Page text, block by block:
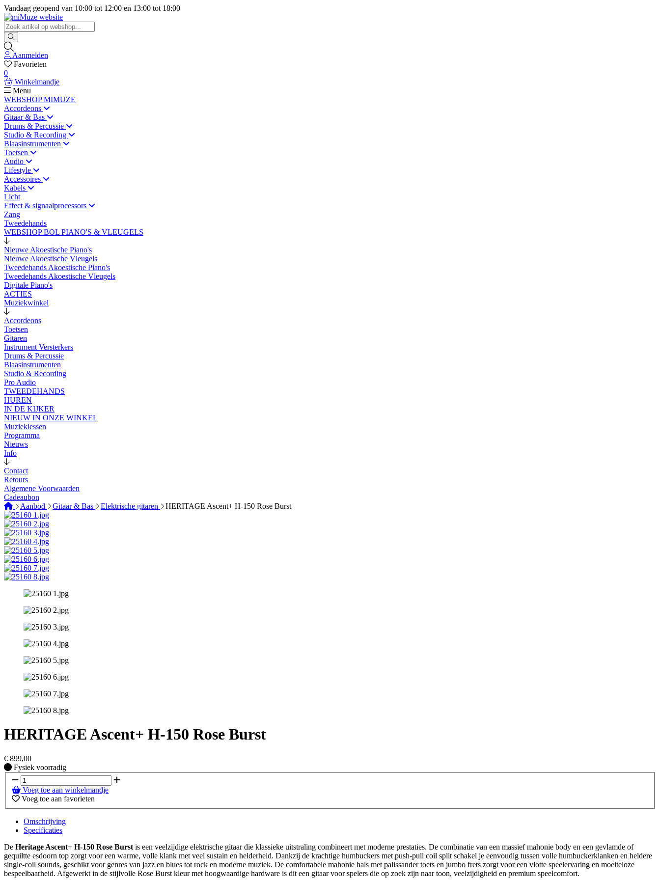
Vandaag geopend van 10:00 tot 12:00 en 13:00 tot 18:00
Aanmelden
Favorieten
0
Winkelmandje
Menu
WEBSHOP MIMUZE
Accordeons
Gitaar & Bas
Drums & Percussie
Studio & Recording
Blaasinstrumenten
Toetsen
Audio
Lifestyle
Accessoires
Kabels
Licht
Effect & signaalprocessors
Zang
Tweedehands
WEBSHOP BOL PIANO'S & VLEUGELS
Nieuwe Akoestische Piano's
Nieuwe Akoestische Vleugels
Tweedehands Akoestische Piano's
Tweedehands Akoestische Vleugels
Digitale Piano's
ACTIES
Muziekwinkel
Accordeons
Toetsen
Gitaren
Instrument Versterkers
Drums & Percussie
Blaasinstrumenten
Studio & Recording
Pro Audio
TWEEDEHANDS
HUREN
IN DE KIJKER
NIEUW IN ONZE WINKEL
Muzieklessen
Programma
Nieuws
Info
Contact
Retours
Algemene Voorwaarden
Cadeaubon
Aanbod
Gitaar & Bas Elektrische gitaren HERITAGE Ascent+ H-150 Rose Burst
HERITAGE Ascent+ H-150 Rose Burst
€ 899,00
Fysiek voorradig
Fysiek voorradig
Voeg toe aan winkelmandje
Voeg toe aan favorieten
Omschrijving
Specificaties
De Heritage Ascent+ H-150 Rose Burstis een veelzijdige elektrische gitaar die klassieke uitstraling combineert met moderne prestaties. De combinatie van een massief mahonie body en een gevlamde of
gequiltte esdoorn top zorgt voor een warme, volle klank met veel sustain en helderheid. Dankzij de krachtige humbuckers met push-pull coil split schakel je eenvoudig tussen volle humbuckerklanken en heldere
single-coil sounds, geschikt voor genres van jazz en blues tot rock en moderne muziek. De comfortabele mahonie hals met palissander toets en jumbo frets zorgt voor een vlotte speelervaring en moeiteloze
bespeelbaarheid. Afgewerkt in de stijlvolle Rose Burst kleur met hoogwaardige hardware is dit een gitaar voor spelers die op zoek zijn naar toon, veelzijdigheid en premium speelcomfort.